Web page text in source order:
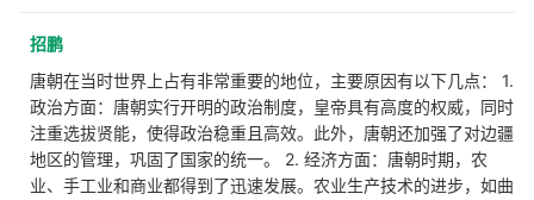
招鹏
唐朝在当时世界上占有非常重要的地位，主要原因有以下几点： 1.
政治方面：唐朝实行开明的政治制度，皇帝具有高度的权威，同时
注重选拔贤能，使得政治稳重且高效。此外，唐朝还加强了对边疆
地区的管理，巩固了国家的统一。 2. 经济方面：唐朝时期，农
业、手工业和商业都得到了迅速发展。农业生产技术的进步，如曲